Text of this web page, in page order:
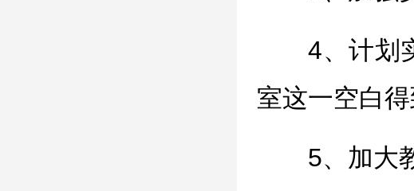
4、计划
室这一空白得
5、加大